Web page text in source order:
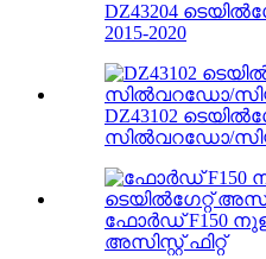
DZ43204
2015-2020
DZ43102
സിൽവറഡോ/
ഫോർഡ് F150 നുള്ള
അസിസ്റ്റ് ഫിറ്റ്